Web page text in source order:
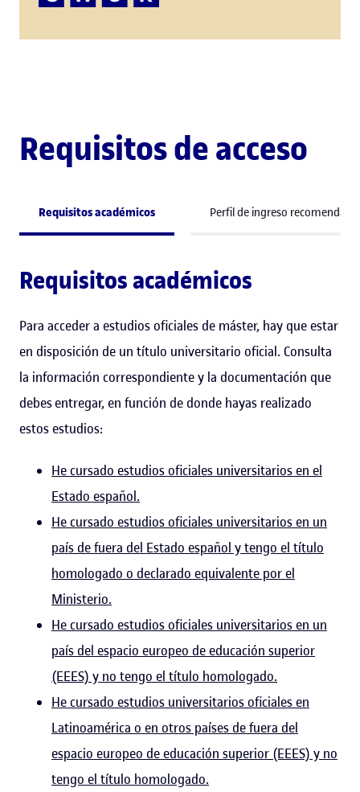
Requisitos de acceso
Requisitos académicos Perfil de ingreso recomendado
Requisitos académicos
Para acceder a estudios oficiales de máster, hay que estar
en disposición de un título universitario oficial. Consulta
la información correspondiente y la documentación que
debes entregar, en función de donde hayas realizado
estos estudios:
He cursado estudios oficiales universitarios en el
Estado español.
He cursado estudios oficiales universitarios en un
país de fuera del Estado español y tengo el título
homologado o declarado equivalente por el
Ministerio.
He cursado estudios oficiales universitarios en un
país del espacio europeo de educación superior
(EEES) y no tengo el título homologado.
He cursado estudios universitarios oficiales en
Latinoamérica o en otros países de fuera del
espacio europeo de educación superior (EEES) y no
tengo el título homologado.